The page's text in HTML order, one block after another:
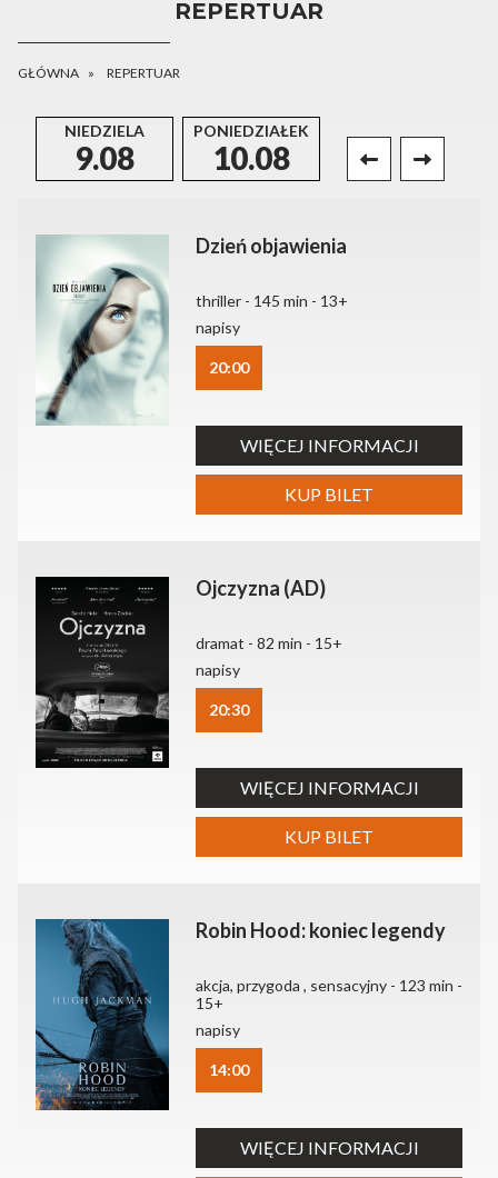
REPERTUAR
GŁÓWNA REPERTUAR
NIEDZIELA
9.08
PONIEDZIAŁEK
10.08 11.08
Dzień objawienia
thriller - 145 min - 13+
napisy
20:00
WIĘCEJ INFORMACJI
KUP BILET
Ojczyzna (AD)
dramat - 82 min - 15+
napisy
20:30
WIĘCEJ INFORMACJI
KUP BILET
Robin Hood: koniec legendy
akcja, przygoda , sensacyjny - 123 min -
15+
napisy
14:00
WIĘCEJ INFORMACJI